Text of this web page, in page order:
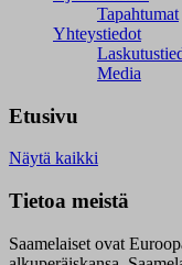
Tapahtumat
Yhteystiedot
Media
Etusivu
Näytä kaikki
Tietoa meistä
Saamelaiset ovat